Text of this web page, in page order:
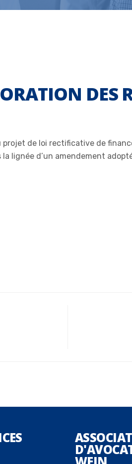
DES
de loi rectificative de
lignée d’un amendement